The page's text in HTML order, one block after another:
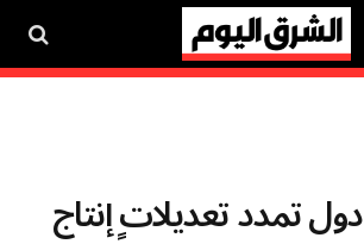
المملكة و7 دول تمدد تعديلات إنتاج